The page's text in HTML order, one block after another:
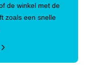
de winkel met de
zoals een snelle